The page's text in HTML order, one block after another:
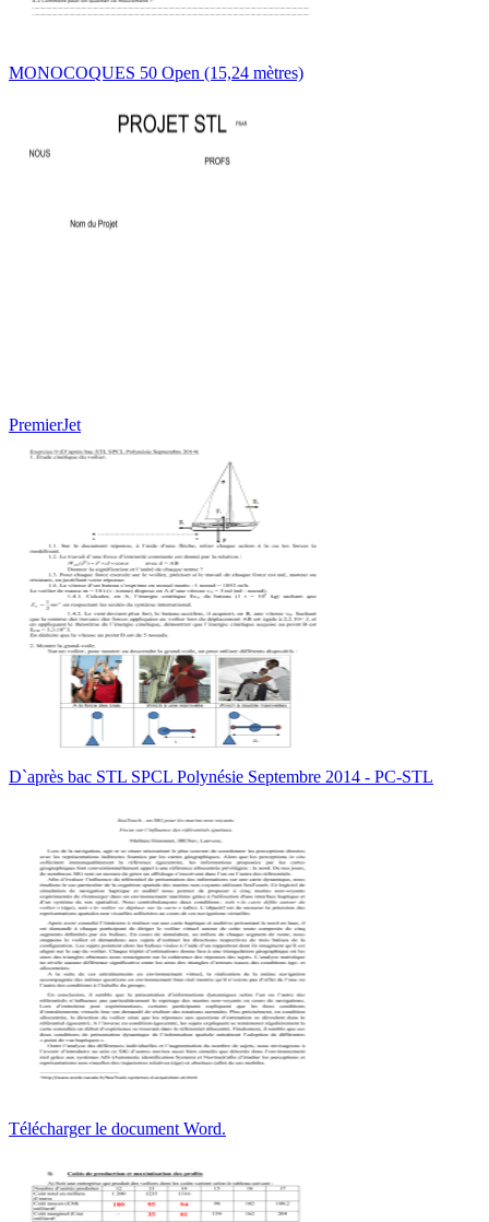
MONOCOQUES 50 Open (15,24 mètres)
PremierJet
D`après bac STL SPCL Polynésie Septembre 2014 - PC-STL
Télécharger le document Word.